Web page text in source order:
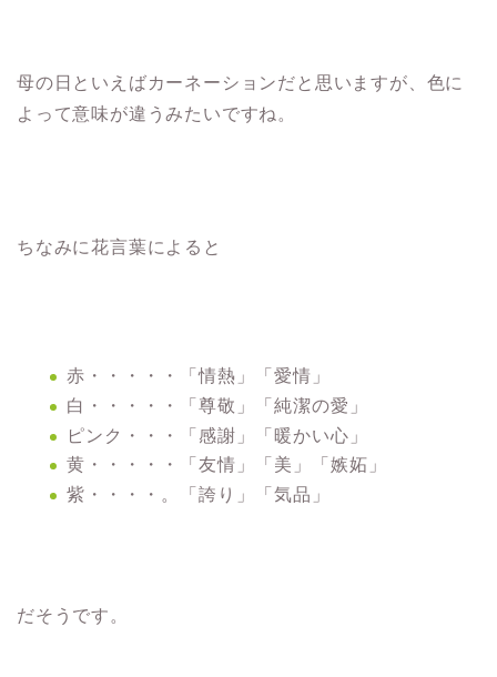
母の日といえばカーネーションだと思いますが、色に
よって意味が違うみたいですね。
ちなみに花言葉によると
赤・・・・・「情熱」「愛情」
白・・・・・「尊敬」「純潔の愛」
ピンク・・・「感謝」「暖かい心」
黄・・・・・「友情」「美」「嫉妬」
紫・・・・。「誇り」「気品」
だそうです。